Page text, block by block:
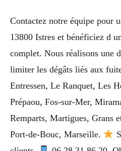
Contactez notre équipe pour
13800 Istres et bénéficiez d
complet. Nous réalisons une
limiter les dégâts liés aux
Entressen, Le Ranquet, Les
Prépaou, Fos-sur-Mer,
Remparts, Martigues, Grans
Port-de-Bouc, Marseille.